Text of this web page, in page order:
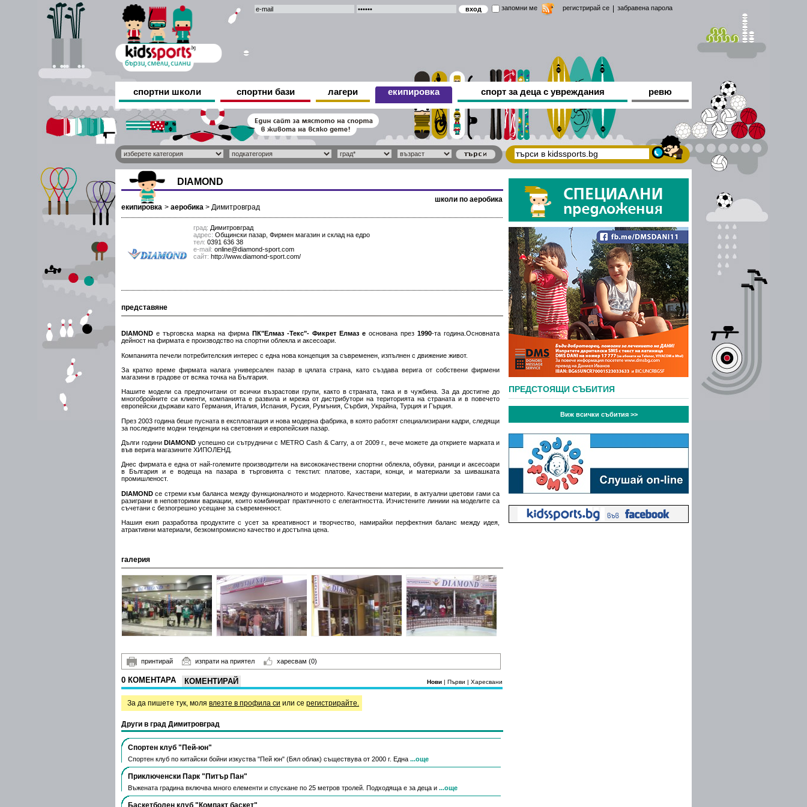
запомни ме регистрирай се забравена парола
спортни школи спортни бази лагери екипировка спорт за деца с увреждания ревю
DIAMOND
екипировка > аеробика > Димитровград
школи по аеробика
град: Димитровград
адрес: Общински пазар, Фирмен магазин и склад на едро
тел: 0391 636 38
е-mail: online@diamond-sport.com
сайт: http://www.diamond-sport.com/
представяне
DIAMOND е търговска марка на фирма ПК"Елмаз -Текс"- Фикрет Елмаз е основана през 1990-та година.Основната
дейност на фирмата е производство на спортни облекла и аксесоари.
Компанията печели потребителския интерес с една нова концепция за съвременен, изпълнен с движение живот.
За кратко време фирмата налага универсален пазар в цялата страна, като създава верига от собствени фирмени
магазини в градове от всяка точка на България.
Нашите модели са предпочитани от всички възрастови групи, както в страната, така и в чужбина. За да достигне до
многобройните си клиенти, компанията е развила и мрежа от дистрибутори на територията на страната и в повечето
европейски държави като Германия, Италия, Испания, Русия, Румъния, Сърбия, Украйна, Турция и Гърция.
През 2003 година беше пусната в експлоатация и нова модерна фабрика, в която работят специализирани кадри, следящи
за последните модни тенденции на световния и европейския пазар.
Дълги години DIAMOND успешно си сътрудничи с METRO Cash & Carry, а от 2009 г., вече можете да откриете марката и
във верига магазините ХИПОЛЕНД.
Днес фирмата е една от най-големите производители на висококачествени спортни облекла, обувки, раници и аксесоари
в България и е водеща на пазара в търговията с текстил: платове, хастари, конци, и материали за шивашката
промишленост.
DIAMOND се стреми към баланса между функционалното и модерното. Качествени материи, в актуални цветови гами са
разиграни в неповторими вариации, които комбинират практичното с елегантността. Изчистените линиии на моделите са
съчетани с безпогрешно усещане за съвременност.
Нашия екип разработва продуктите с усет за креативност и творчество, намирайки перфектния баланс между идея,
атрактивни материали, безкомпромисно качество и достъпна цена.
галерия
принтирай изпрати на приятел харесвам (0)
0 КОМЕНТАРА КОМЕНТИРАЙ Нови | Първи | Харесвани
За да пишете тук, моля влезте в профила си или се регистрирайте.
Други в град Димитровград
Спортен клуб "Пей-юн"
Спортен клуб по китайски бойни изкуства "Пей юн" (Бял облак) съществува от 2000 г. Една ...още
Приключенски Парк "Питър Пан"
Въжената градина включва много елементи и спускане по 25 метров тролей. Подходяща е за деца и ...още
Баскетболен клуб "Компакт баскет"
ПРЕДСТОЯЩИ СЪБИТИЯ
Виж всички събития >>